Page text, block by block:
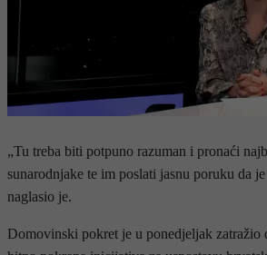
„Tu treba biti potpuno razuman i pronaći
sunarodnjake te im poslati jasnu poruku da
naglasio je.
Domovinski pokret je u ponedjeljak zatražio